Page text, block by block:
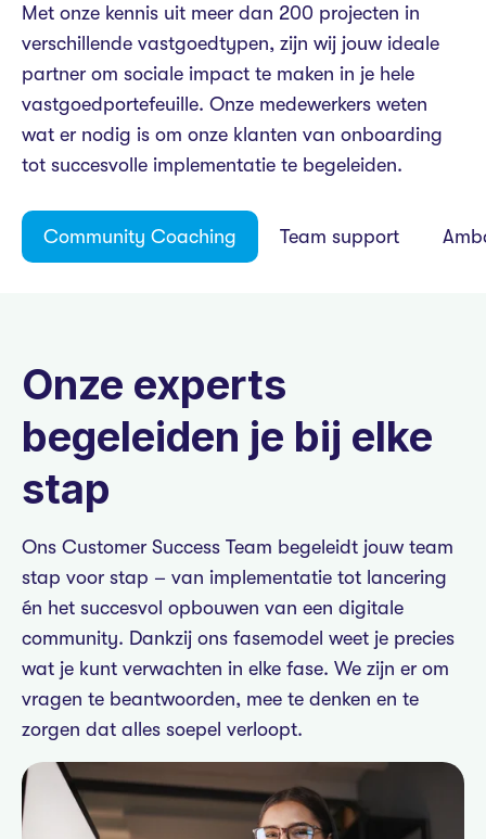
Met onze kennis uit meer dan 200 projecten in
verschillende vastgoedtypen, zijn wij jouw ideale
partner om sociale impact te maken in je hele
vastgoedportefeuille. Onze medewerkers weten
wat er nodig is om onze klanten van onboarding
tot succesvolle implementatie te begeleiden.
Community Coaching Team support
Onze experts
begeleiden je bij elke
stap
Ons Customer Success Team begeleidt jouw team
stap voor stap – van implementatie tot lancering
én het succesvol opbouwen van een digitale
community. Dankzij ons fasemodel weet je precies
wat je kunt verwachten in elke fase. We zijn er om
vragen te beantwoorden, mee te denken en te
zorgen dat alles soepel verloopt.